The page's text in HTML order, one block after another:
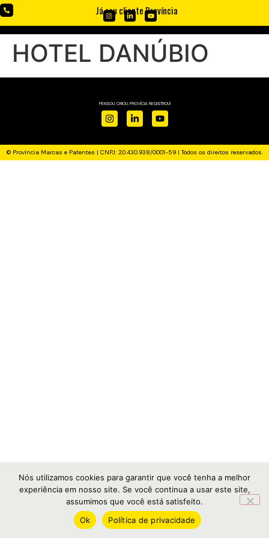
Já sou cliente Província
HOTEL DANÚBIO
PENSOU. CRIOU. PROVÍCIA REGISTROU!
© Província Marcas e Patentes | CNPJ: 20.430.938/0001-59 | Todos os direitos reservados.
Nós utilizamos cookies para garantir que você tenha a melhor
experiência em nosso site. Se você continua a usar este site,
assumimos que você está satisfeito.
Ok
Política de privacidade